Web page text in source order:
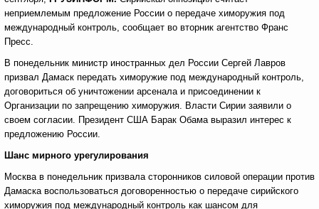
неприемлемым предложение России о передаче химоружия под
международный контроль, сообщает во вторник агентство Франс
Пресс.
В понедельник министр иностранных дел России Сергей Лавров
призвал Дамаск передать химоружие под международный контроль,
договориться об уничтожении арсенала и присоединении к
Организации по запрещению химоружия. Власти Сирии заявили о
своем согласии. Президент США Барак Обама выразил интерес к
предложению России.
Шанс мирного урегулирования
Москва в понедельник призвала сторонников силовой операции против
Дамаска воспользоваться договоренностью о передаче сирийского
химоружия под международный контроль как шансом для